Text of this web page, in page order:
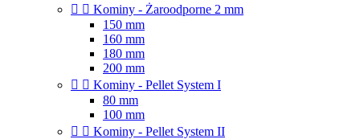
  Kominy - Żaroodporne 2 mm
150 mm
160 mm
180 mm
200 mm
  Kominy - Pellet System I
80 mm
100 mm
  Kominy - Pellet System II